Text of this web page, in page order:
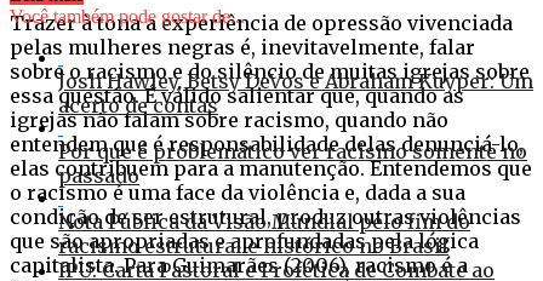
Trazer à tona a experiência de opressão vivenciada
pelas mulheres negras é, inevitavelmente, falar
sobre o racismo e do silêncio de muitas igrejas sobre
essa questão. É válido salientar que, quando as
igrejas não falam sobre racismo, quando não
entendem que é responsabilidade delas denunciá-lo,
elas contribuem para a manutenção. Entendemos que
o racismo é uma face da violência e, dada a sua
condição de ser estrutural, produz outras violências
que são apropriadas e aprofundadas pela lógica
capitalista. Para Guimarães (2006), racismo é a
Você também pode gostar de...
Josh Hawley, Betsy DeVos e Abraham Kuyper: Um
acerto de contas
Por que é problemático ver racismo somente no
passado
Nota Pública da Visão Mundial pelo fim do
racismo estrutural e histórico no Brasil
IPU: Carta Pastoral e Profética de Combate ao